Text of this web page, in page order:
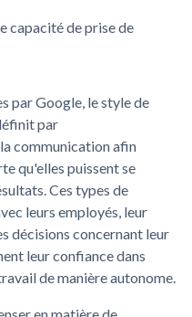
capacité de prise de
par Google, le style de
par
communication afin
qu'elles puissent se
Ces types de
leurs employés, leur
décisions concernant leur
leur confiance dans
de manière autonome.